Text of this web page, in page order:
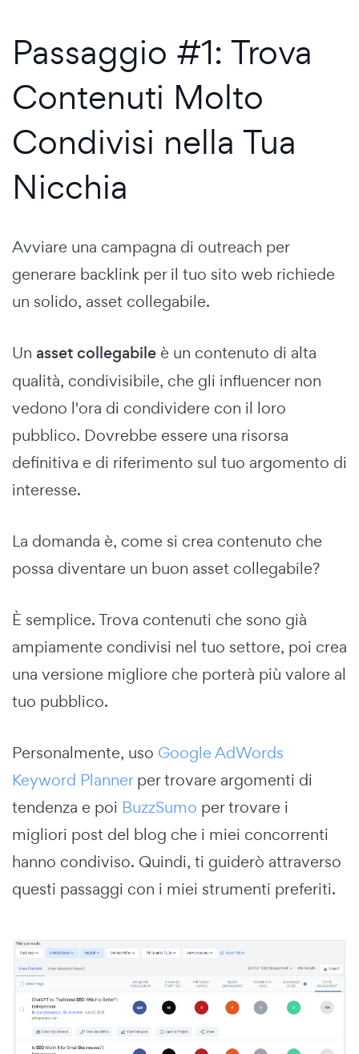
Passaggio #1: Trova
Contenuti Molto
Condivisi nella Tua
Nicchia
Avviare una campagna di outreach per
generare backlink per il tuo sito web richiede
un solido, asset collegabile.
Un asset collegabile è un contenuto di alta
qualità, condivisibile, che gli influencer non
vedono l'ora di condividere con il loro
pubblico. Dovrebbe essere una risorsa
definitiva e di riferimento sul tuo argomento di
interesse.
La domanda è, come si crea contenuto che
possa diventare un buon asset collegabile?
È semplice. Trova contenuti che sono già
ampiamente condivisi nel tuo settore, poi crea
una versione migliore che porterà più valore al
tuo pubblico.
Personalmente, uso Google AdWords
Keyword Plannerper trovare argomenti di
tendenza e poi BuzzSumo per trovare i
migliori post del blog che i miei concorrenti
hanno condiviso. Quindi, ti guiderò attraverso
questi passaggi con i miei strumenti preferiti.